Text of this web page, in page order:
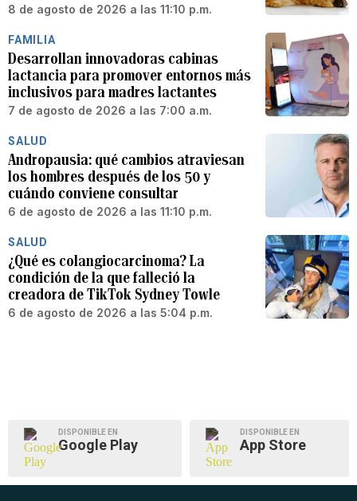
8 de agosto de 2026 a las 11:10 p.m.
FAMILIA
Desarrollan innovadoras cabinas
lactancia para promover entornos más
inclusivos para madres lactantes
7 de agosto de 2026 a las 7:00 a.m.
SALUD
Andropausia: qué cambios atraviesan
los hombres después de los 50 y
cuándo conviene consultar
6 de agosto de 2026 a las 11:10 p.m.
SALUD
¿Qué es colangiocarcinoma? La
condición de la que falleció la
creadora de TikTok Sydney Towle
6 de agosto de 2026 a las 5:04 p.m.
DISPONIBLE EN
Google Play
DISPONIBLE EN
App Store